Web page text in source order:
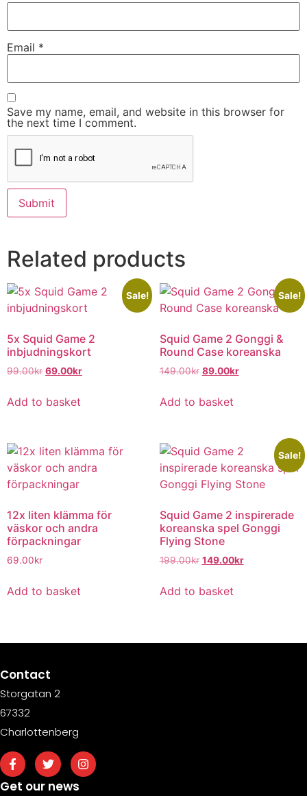
Email *
Save my name, email, and website in this browser for
the next time I comment.
Related products
Sale!
5x Squid Game 2
inbjudningskort
99.00kr 69.00kr
Add to basket
Sale!
Squid Game 2 Gonggi &
Round Case koreanska
149.00kr 89.00kr
Add to basket
12x liten klämma för
väskor och andra
förpackningar
69.00kr
Add to basket
Sale!
Squid Game 2 inspirerade
koreanska spel Gonggi
Flying Stone
199.00kr 149.00kr
Add to basket
Contact
Storgatan 2
67332
Charlottenberg
Get our news